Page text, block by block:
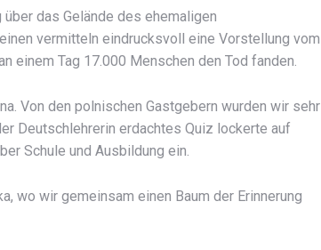
das Gelände des ehemaligen
vermitteln eindrucksvoll eine Vorstellung vom
einem Tag 17.000 Menschen den Tod fanden.
Von den polnischen Gastgebern wurden wir sehr
Deutschlehrerin erdachtes Quiz lockerte auf
Schule und Ausbildung ein.
wo wir gemeinsam einen Baum der Erinnerung